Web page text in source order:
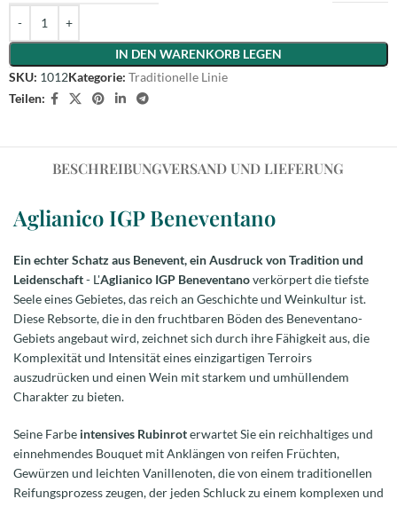
IN DEN WARENKORB LEGEN
SKU: 1012Kategorie: Traditionelle Linie
Teilen:
BESCHREIBUNGVERSAND UND LIEFERUNG
Aglianico IGP Beneventano
Ein echter Schatz aus Benevent, ein Ausdruck von Tradition und
Leidenschaft- L'Aglianico IGP Beneventanoverkörpert die tiefste
Seele eines Gebietes, das reich an Geschichte und Weinkultur ist.
Diese Rebsorte, die in den fruchtbaren Böden des Beneventano-
Gebiets angebaut wird, zeichnet sich durch ihre Fähigkeit aus, die
Komplexität und Intensität eines einzigartigen Terroirs
auszudrücken und einen Wein mit starkem und umhüllendem
Charakter zu bieten.
Seine Farbe intensives Rubinroterwartet Sie ein reichhaltiges und
einnehmendes Bouquet mit Anklängen von reifen Früchten,
Gewürzen und leichten Vanillenoten, die von einem traditionellen
Reifungsprozess zeugen, der jeden Schluck zu einem komplexen und